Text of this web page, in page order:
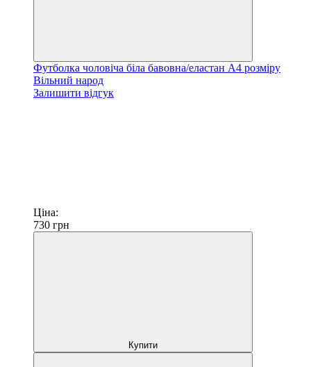
Футболка чоловіча біла бавовна/еластан А4 розміру
Вільний народ
Залишити відгук
Ціна:
730 грн
Купити